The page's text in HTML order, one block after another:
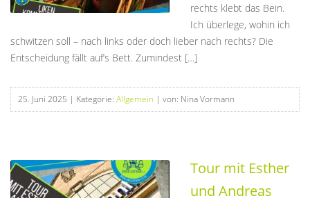
rechts klebt das Bein.
Ich überlege, wohin ich
schwitzen soll – nach links oder doch lieber nach rechts? Die
Entscheidung fällt auf’s Bett. Zumindest […]
25. Juni 2025 | Kategorie: Allgemein | von: Nina Vormann
Tour mit Esther
und Andreas